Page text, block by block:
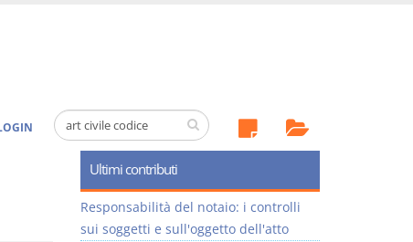
Ultimi contributi
Responsabilità del notaio: i controlli
sui soggetti e sull'oggetto dell'atto